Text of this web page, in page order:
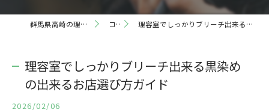
群馬県高崎の理容室ならairyu hair コラム 理容室でしっかりブリーチ出来る黒染めの出来るお店選び方ガイド
理容室でしっかりブリーチ出来る黒染め
の出来るお店選び方ガイド
2026/02/06